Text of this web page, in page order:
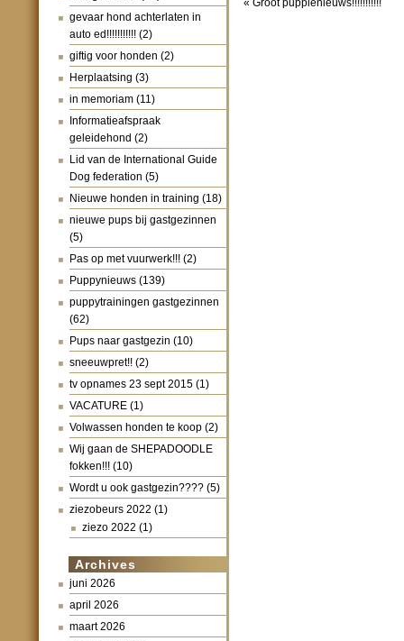
gevaar hond achterlaten in
auto ed!!!!!!!!!!! (2)
giftig voor honden (2)
Herplaatsing (3)
in memoriam (11)
Informatieafspraak
geleidehond (2)
Lid van de International Guide
Dog federation (5)
Nieuwe honden in training (18)
nieuwe pups bij gastgezinnen
(5)
Pas op met vuurwerk!!! (2)
Puppynieuws (139)
puppytrainingen gastgezinnen
(62)
Pups naar gastgezin (10)
sneeuwpret!! (2)
tv opnames 23 sept 2015 (1)
VACATURE (1)
Volwassen honden te koop (2)
Wij gaan de SHEPADOODLE
fokken!!! (10)
Wordt u ook gastgezin???? (5)
ziezobeurs 2022 (1)
ziezo 2022 (1)
Archives
juni 2026
april 2026
maart 2026
« Groot puppienieuws!!!!!!!!!!!